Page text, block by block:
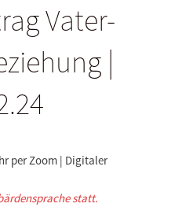
Vater-
|
per Zoom | Digitaler
statt.